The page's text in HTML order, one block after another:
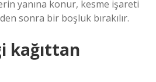
yanına konur, kesme işareti
sonra bir boşluk bırakılır.
kağıttan